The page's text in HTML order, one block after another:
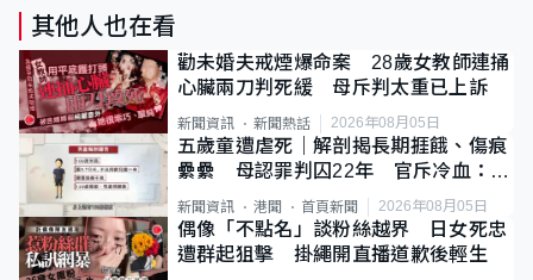
其他人也在看
勸未婚夫戒煙爆命案 28歲女教師連捅
心臟兩刀判死緩 母斥判太重已上訴
新聞資訊 新聞熱話 2026年08月05日
五歲童遭虐死｜解剖揭長期捱餓、傷痕
纍纍 母認罪判囚22年 官斥冷血：同
類案最惡劣
新聞資訊 港聞 首頁新聞 2026年08月05日
偶像「不點名」談粉絲越界 日女死忠
遭群起狙擊 掛繩開直播道歉後輕生